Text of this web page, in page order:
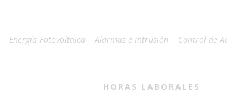
Energía Fotovoltaica Alarmas e Intrusión Control de
HORAS LABORALES